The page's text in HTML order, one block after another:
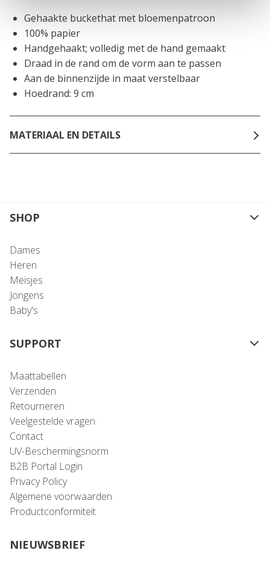
Gehaakte buckethat met bloemenpatroon
100% papier
Handgehaakt; volledig met de hand gemaakt
Draad in de rand om de vorm aan te passen
Aan de binnenzijde in maat verstelbaar
Hoedrand: 9 cm
MATERIAAL EN DETAILS
SHOP
Dames
Heren
Meisjes
Jongens
Baby's
SUPPORT
Maattabellen
Verzenden
Retourneren
Veelgestelde vragen
Contact
UV-Beschermingsnorm
B2B Portal Login
Privacy Policy
Algemene voorwaarden
Productconformiteit
NIEUWSBRIEF